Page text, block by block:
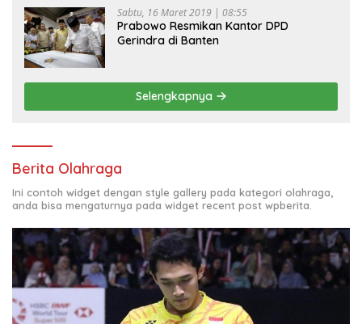
Sabtu, 16 Maret 2019 | 08:55
Prabowo Resmikan Kantor DPD
Gerindra di Banten
Selengkapnya
Berita Olahraga
Ini contoh widget dengan style gallery pada kategori olahraga,
anda bisa mengaturnya pada widget recent post wpberita.